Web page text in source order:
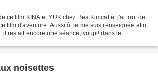
ce film KINA et YUK chez Bea Kimcat et j'ai tout de
film d'aventure. Aussitôt je me suis renseignée afin
il restait encore une séance; youpi! dans le
noisettes